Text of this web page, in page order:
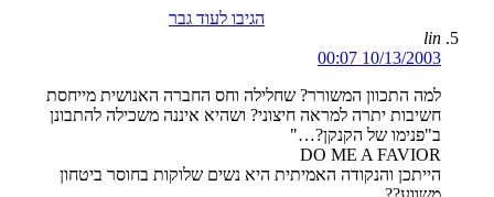
הגיבו לעוד גבר
lin
10/13/2003 00:07
למה התכוון המשורר? שחלילה וחס החברה האנושית מייחסת
חשיבות יתרה למראה חיצוני? ושהיא איננה משכילה להתבונן
ב"פנימו של הקנקן?…"
DO ME A FAVIOR
הייתכן והנקודה האמיתית היא נשים שלוקות בחוסר ביטחון